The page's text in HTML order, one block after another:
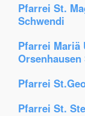
Pfarrei St.
Schwendi
Pfarrei Mariä
Orsenhausen
Pfarrei
Pfarrei St.